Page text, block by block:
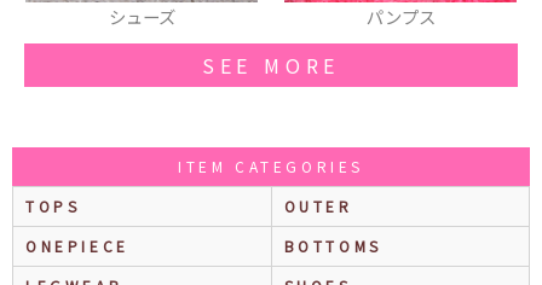
パンプス リュック
SEE MORE
ITEM CATEGORIES
TOPS
OUTER
ONEPIECE
BOTTOMS